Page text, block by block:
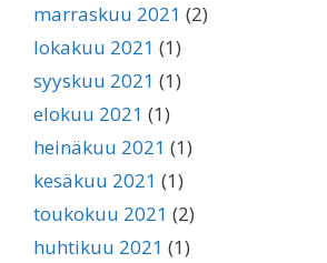
marraskuu 2021 (2)
lokakuu 2021 (1)
syyskuu 2021 (1)
elokuu 2021 (1)
heinäkuu 2021 (1)
kesäkuu 2021 (1)
toukokuu 2021 (2)
huhtikuu 2021 (1)